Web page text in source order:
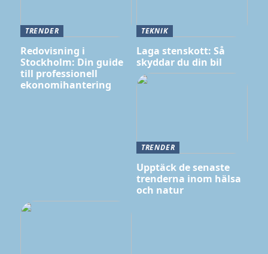
TRENDER
Redovisning i
Stockholm: Din guide
till professionell
ekonomihantering
TEKNIK
Laga stenskott: Så
skyddar du din bil
TRENDER
Upptäck de senaste
trenderna inom hälsa
och natur